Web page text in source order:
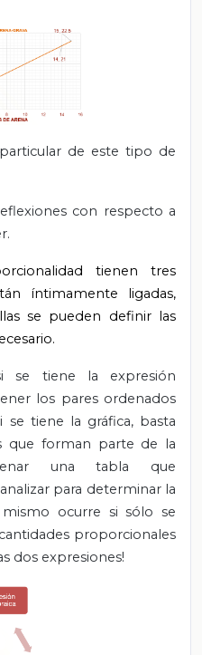
particular de este tipo de
con respecto a
tienen tres
íntimamente ligadas,
se pueden definir las
se tiene la expresión
los pares ordenados
se tiene la gráfica, basta
que forman parte de la
una tabla que
para determinar la
mismo ocurre si sólo se
proporcionales
dos expresiones!